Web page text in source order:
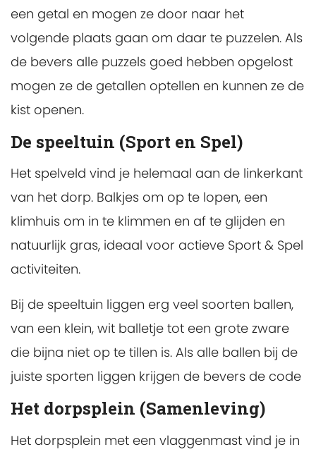
een getal en mogen ze door naar het
volgende plaats gaan om daar te puzzelen. Als
de bevers alle puzzels goed hebben opgelost
mogen ze de getallen optellen en kunnen ze de
kist openen.
De speeltuin (Sport en Spel)
Het spelveld vind je helemaal aan de linkerkant
van het dorp. Balkjes om op te lopen, een
klimhuis om in te klimmen en af te glijden en
natuurlijk gras, ideaal voor actieve Sport & Spel
activiteiten.
Bij de speeltuin liggen erg veel soorten ballen,
van een klein, wit balletje tot een grote zware
die bijna niet op te tillen is. Als alle ballen bij de
juiste sporten liggen krijgen de bevers de code
Het dorpsplein (Samenleving)
Het dorpsplein met een vlaggenmast vind je in